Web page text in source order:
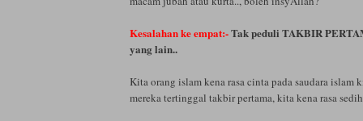
Kesalahan ke empat:-Tak peduli TAKBIR
yang lain..
Kita orang islam kena rasa cinta pada saudara islam
mereka tertinggal takbir pertama, kita kena rasa